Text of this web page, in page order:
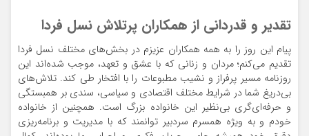
تقدیر و قدردانی از همکاران پرتلاش نسل فردا
پیام این روز را به همه همکاران عزیزم در بخش‌های مختلف نسل فردا
تقدیم می‌کنم؛ مردان و زنانی که با عشق و تعهد، موجب شده‌اند این
روزنامه مسیر پرفراز و نشیب مطبوعات را با افتخار طی کند. تلاش‌های
بی‌دریغ شما در شرایط مختلف اقتصادی و سیاسی، سندی بر همبستگی
و حرفه‌ای‌گری بی‌نظیر این خانواده بزرگ است. همچنین از خانواده
خودم و به ویژه همسرم سردبیر توانمند که با مدیریت و برنامه‌ریزی